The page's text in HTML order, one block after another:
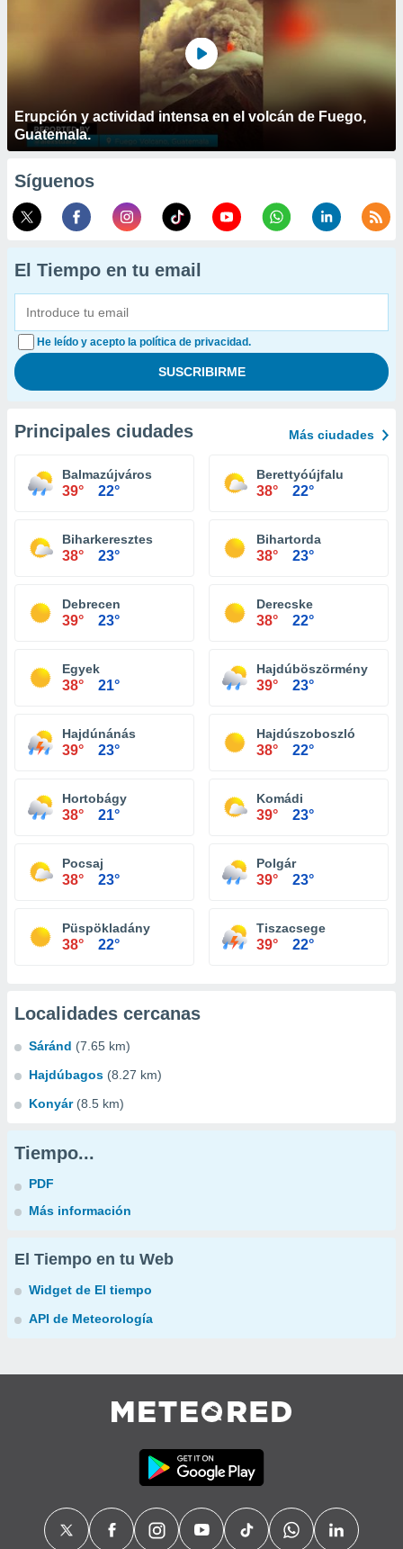
Erupción y actividad intensa en el volcán de Fuego,
Guatemala.
Síguenos
El Tiempo en tu email
He leído y acepto la política de privacidad.
Principales ciudades Más ciudades
Balmazújváros
39° 22°
Berettyóújfalu
38° 22°
Biharkeresztes
38° 23°
Bihartorda
38° 23°
Debrecen
39° 23°
Derecske
38° 22°
Egyek
38° 21°
Hajdúböszörmény
39° 23°
Hajdúnánás
39° 23°
Hajdúszoboszló
38° 22°
Hortobágy
38° 21°
Komádi
39° 23°
Pocsaj
38° 23°
Polgár
39° 23°
Püspökladány
38° 22°
Tiszacsege
39° 22°
Localidades cercanas
Sáránd (7.65 km)
Hajdúbagos (8.27 km)
Konyár (8.5 km)
Tiempo...
PDF
Más información
El Tiempo en tu Web
Widget de El tiempo
API de Meteorología